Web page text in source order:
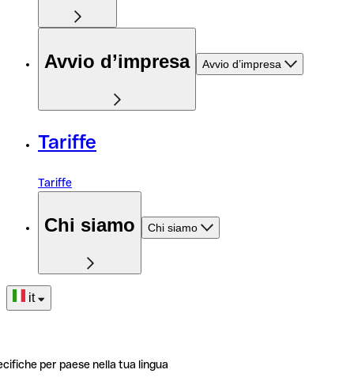
Avvio d’impresa Avvio d’impresa
Tariffe
Tariffe
Chi siamo Chi siamo
it
per paese nella tua lingua